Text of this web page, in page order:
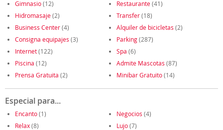
Gimnasio(12) Restaurante(41)
Hidromasaje(2) Transfer(18)
Business Center(4) Alquiler de bicicletas (2)
Consigna equipajes (3) Parking(287)
Internet(122) Spa (6)
Piscina (12) Admite Mascotas (87)
Prensa Gratuita (2) Minibar Gratuito(14)
Especial para...
Encanto(1) Negocios (4)
Relax(8) Lujo(7)